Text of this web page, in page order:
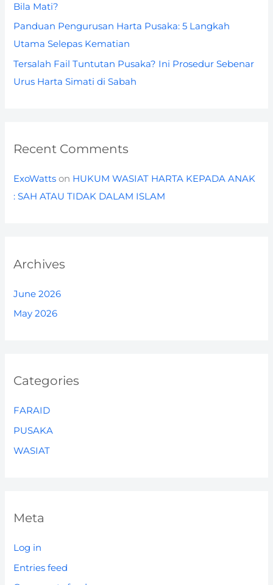
:Bila Mati?
Panduan Pengurusan Harta Pusaka: 5 Langkah
Utama Selepas Kematian
Tersalah Fail Tuntutan Pusaka? Ini Prosedur Sebenar
Urus Harta Simati di Sabah
Recent Comments
ExoWatts on HUKUM WASIAT HARTA KEPADA ANAK
: SAH ATAU TIDAK DALAM ISLAM
Archives
June 2026
May 2026
Categories
FARAID
PUSAKA
WASIAT
Meta
Log in
Entries feed